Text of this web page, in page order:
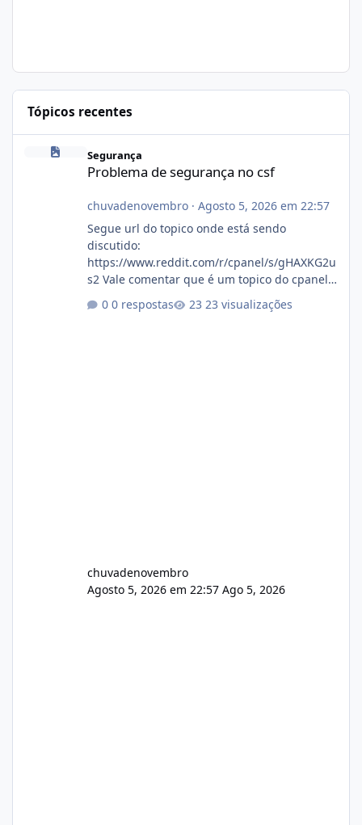
Tópicos recentes
Problema de segurança no csf
Segurança
Problema de segurança no csf
chuvadenovembro· Agosto 5, 2026 em 22:57
Segue url do topico onde está sendo
discutido:
https://www.reddit.com/r/cpanel/s/gHAXKG2u
s2 Vale comentar que é um topico do cpanel...
Não sei como ta a pegada no da.
0 respostas 23 visualizações
chuvadenovembro
Agosto 5, 2026 em 22:57 Ago 5, 2026